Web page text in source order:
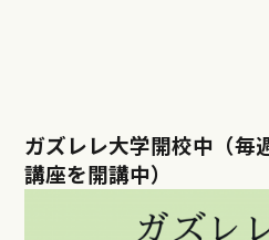
ガズレレ大学開校中（毎
講座を開講中）